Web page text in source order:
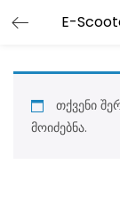
თქვენი
მოიძებნა.